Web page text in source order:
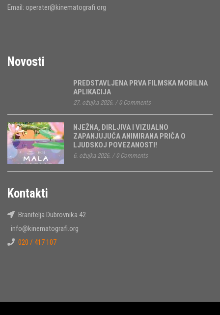
Email: operater@kinematografi.org
Novosti
PREDSTAVLJENA PRVA FILMSKA MOBILNA
APLIKACIJA
27. ožujka 2026. / 0 Comments
NJEŽNA, DIRLJIVA I VIZUALNO
ZAPANJUJUĆA ANIMIRANA PRIČA O
LJUDSKOJ POVEZANOSTI!
6. ožujka 2026. / 0 Comments
Kontakti
Branitelja Dubrovnika 42
info@kinematografi.org
020 / 417 107